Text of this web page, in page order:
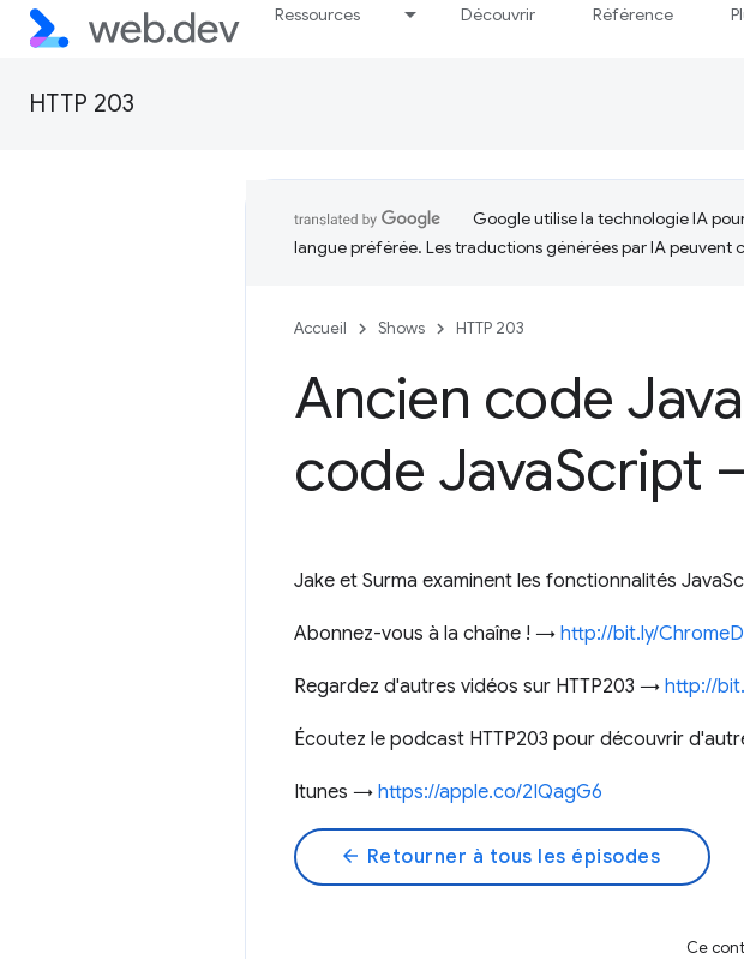
Ressources Découvrir Référence
HTTP 203
Google utilise la technologie IA
langue préférée. Les traductions générées par IA peuvent
Accueil Shows HTTP 203
Ancien code Java
code JavaScript
Jake et Surma examinent les fonctionnalités
Abonnez-vous à la chaîne ! → http://bit.ly/
Regardez d'autres vidéos sur HTTP203 → http://
Écoutez le podcast HTTP203 pour découvrir
Itunes → https://apple.co/2IQagG6
arrow_back Retourner à tous les épisodes
Ce